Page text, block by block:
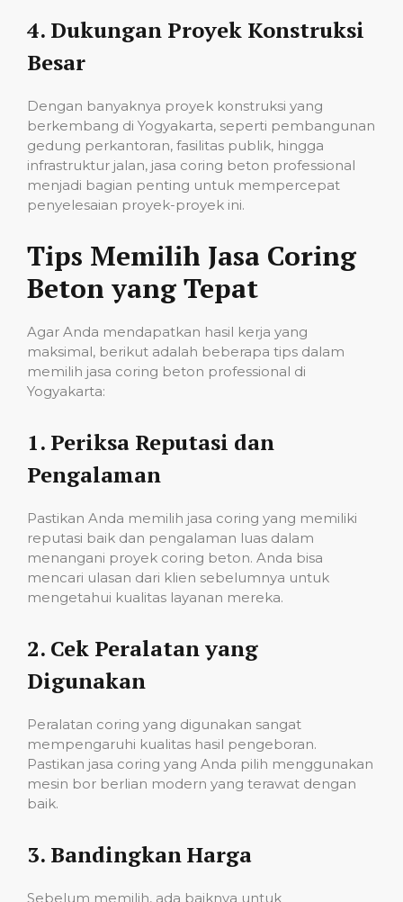
4. Dukungan Proyek Konstruksi
Besar
Dengan banyaknya proyek konstruksi yang
berkembang di Yogyakarta, seperti pembangunan
gedung perkantoran, fasilitas publik, hingga
infrastruktur jalan, jasa coring beton professional
menjadi bagian penting untuk mempercepat
penyelesaian proyek-proyek ini.
Tips Memilih Jasa Coring
Beton yang Tepat
Agar Anda mendapatkan hasil kerja yang
maksimal, berikut adalah beberapa tips dalam
memilih jasa coring beton professional di
Yogyakarta:
1. Periksa Reputasi dan
Pengalaman
Pastikan Anda memilih jasa coring yang memiliki
reputasi baik dan pengalaman luas dalam
menangani proyek coring beton. Anda bisa
mencari ulasan dari klien sebelumnya untuk
mengetahui kualitas layanan mereka.
2. Cek Peralatan yang
Digunakan
Peralatan coring yang digunakan sangat
mempengaruhi kualitas hasil pengeboran.
Pastikan jasa coring yang Anda pilih menggunakan
mesin bor berlian modern yang terawat dengan
baik.
3. Bandingkan Harga
Sebelum memilih, ada baiknya untuk